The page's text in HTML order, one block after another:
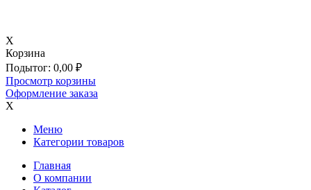
X
Корзина
Подытог: 0,00 ₽
Просмотр корзины
Оформление заказа
X
Меню
Категории товаров
Главная
О компании